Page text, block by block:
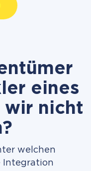
eines
wir nicht
welchen
Integration